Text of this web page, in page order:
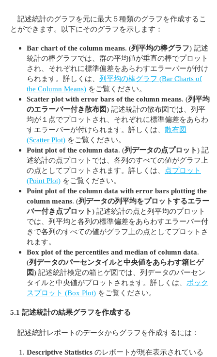
記述統計のグラフを元に最大５種類のグラフを作成するこ
とができます。以下にそのグラフを示します：
Bar chart of the column means. (列平均の棒グラフ) 記述
統計の棒グラフでは、群の平均値が垂直の棒でプロット
され、それぞれに標準偏差をあらわすエラーバーが付け
られます。詳しくは、 列平均の棒グラフ (Bar Charts of
the Column Means) をご覧ください。
Scatter plot with error bars of the column means. (列平均
のエラーバー付き散布図) 記述統計の散布図では、列平
均が１点でプロットされ、それぞれに標準偏差をあらわ
すエラーバーが付けられます。詳しくは、 散布図
(Scatter Plot) をご覧ください。
Point plot of the column data. (列データの点プロット) 記
述統計の点プロットでは、各列のすべての値がグラフ上
の点としてプロットされます。詳しくは、
点プロット
(Point Plot) をご覧ください。
Point plot of the column data with error bars plotting the
column means. (列データの列平均をプロットするエラー
バー付き点プロット) 記述統計の点と列平均のプロット
では、列平均と各列の標準偏差をあらわすエラーバー付
きで各列のすべての値がグラフ上の点としてプロットさ
れます。
Box plot of the percentiles and median of column data.
(列データのパーセンタイルと中央値をあらわす箱ヒゲ
図) 記述統計検定の箱ヒゲ図では、列データのパーセン
タイルと中央値がプロットされます。詳しくは、 ボック
スプロット (Box Plot) をご覧ください。
5.1 記述統計の結果グラフを作成する
記述統計レポートのデータからグラフを作成するには：
Descriptive Statistics のレポートが現在表示されている